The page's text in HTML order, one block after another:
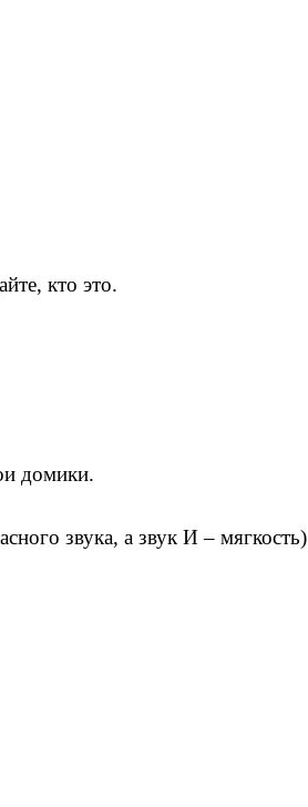
кто это.
домики.
звука, а звук И – мягкость)